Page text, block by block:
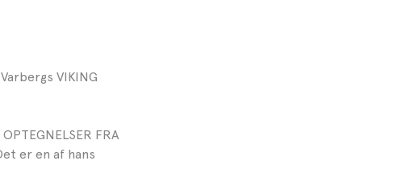
VIKING
FRA
er en af hans